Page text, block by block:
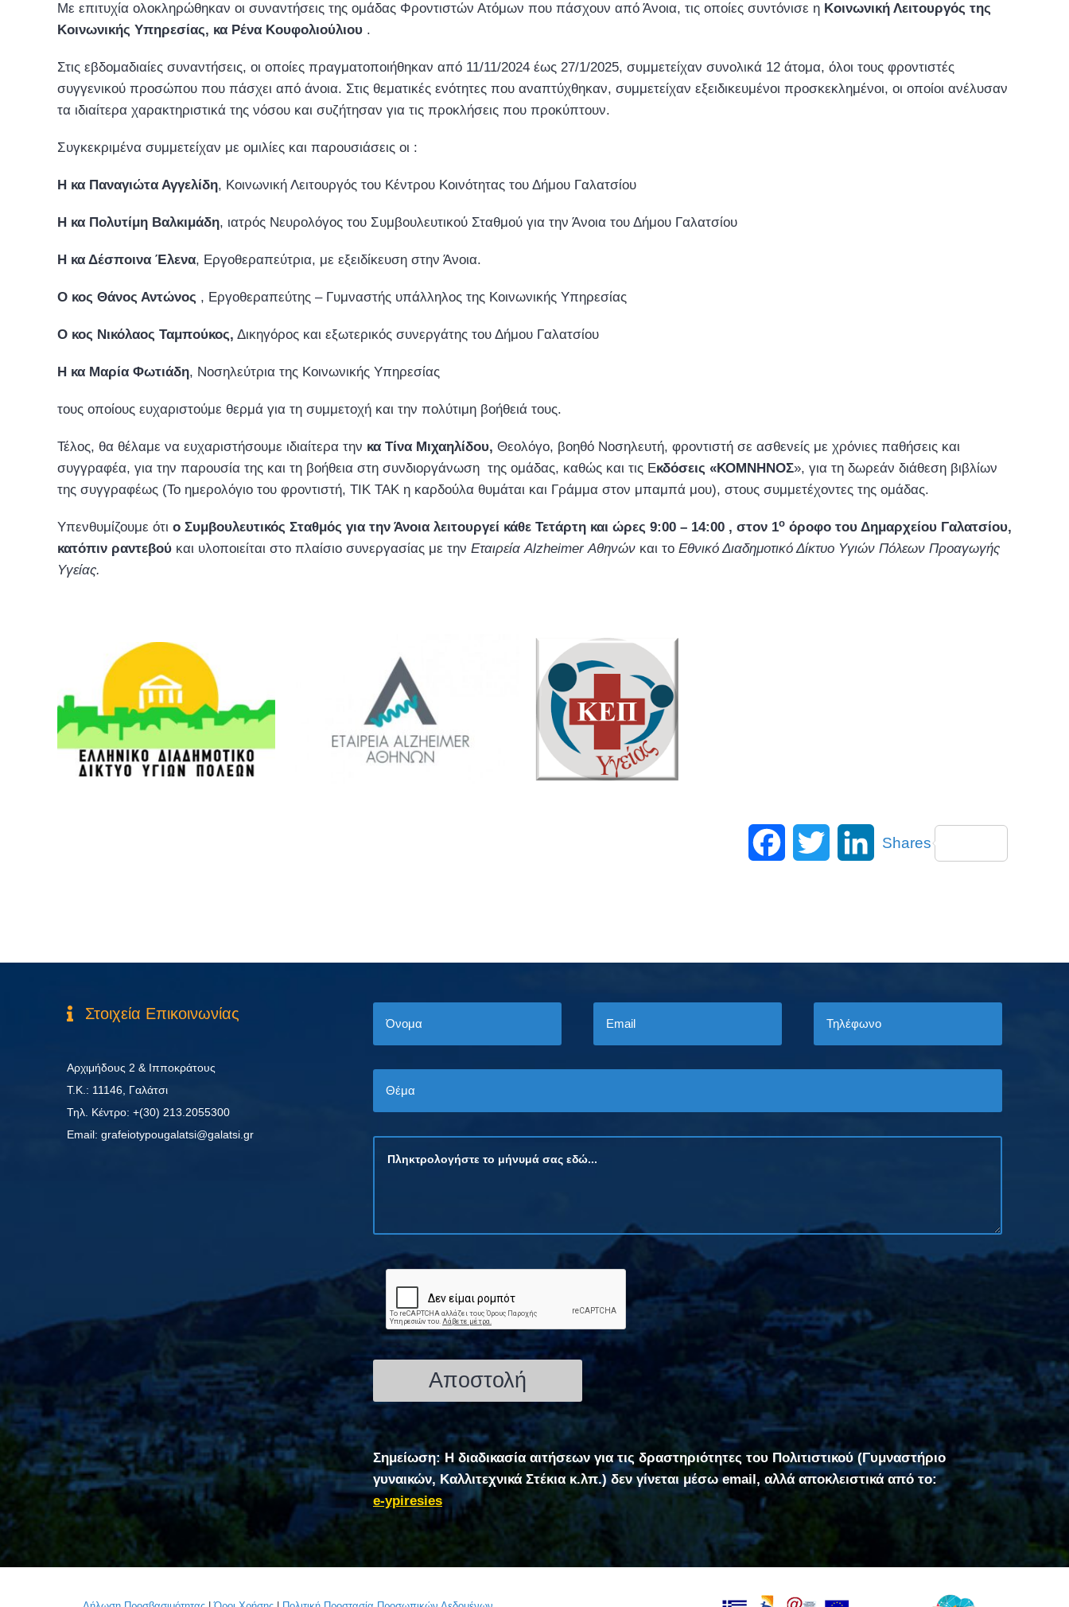
Με επιτυχία ολοκληρώθηκαν οι συναντήσεις της ομάδας Φροντιστών Ατόμων που πάσχουν από Άνοια, τις οποίες συντόνισε η Κοινωνική Λειτουργός της
Κοινωνικής Υπηρεσίας, κα Ρένα Κουφολιούλιου .
Στις εβδομαδιαίες συναντήσεις, οι οποίες πραγματοποιήθηκαν από 11/11/2024 έως 27/1/2025, συμμετείχαν συνολικά 12 άτομα, όλοι τους φροντιστές
συγγενικού προσώπου που πάσχει από άνοια. Στις θεματικές ενότητες που αναπτύχθηκαν, συμμετείχαν εξειδικευμένοι προσκεκλημένοι, οι οποίοι ανέλυσαν
τα ιδιαίτερα χαρακτηριστικά της νόσου και συζήτησαν για τις προκλήσεις που προκύπτουν.
Συγκεκριμένα συμμετείχαν με ομιλίες και παρουσιάσεις οι :
Η κα Παναγιώτα Αγγελίδη, Κοινωνική Λειτουργός του Κέντρου Κοινότητας του Δήμου Γαλατσίου
Η κα Πολυτίμη Βαλκιμάδη, ιατρός Νευρολόγος του Συμβουλευτικού Σταθμού για την Άνοια του Δήμου Γαλατσίου
Η κα Δέσποινα Έλενα, Εργοθεραπεύτρια, με εξειδίκευση στην Άνοια.
Ο κος Θάνος Αντώνος , Εργοθεραπεύτης – Γυμναστής υπάλληλος της Κοινωνικής Υπηρεσίας
Ο κος Νικόλαος Ταμπούκος, Δικηγόρος και εξωτερικός συνεργάτης του Δήμου Γαλατσίου
Η κα Μαρία Φωτιάδη, Νοσηλεύτρια της Κοινωνικής Υπηρεσίας
τους οποίους ευχαριστούμε θερμά για τη συμμετοχή και την πολύτιμη βοήθειά τους.
Τέλος, θα θέλαμε να ευχαριστήσουμε ιδιαίτερα την κα Τίνα Μιχαηλίδου, Θεολόγο, βοηθό Νοσηλευτή, φροντιστή σε ασθενείς με χρόνιες παθήσεις και
συγγραφέα, για την παρουσία της και τη βοήθεια στη συνδιοργάνωση της ομάδας, καθώς και τις Εκδόσεις «ΚΟΜΝΗΝΟΣ», για τη δωρεάν διάθεση βιβλίων
της συγγραφέως (Το ημερολόγιο του φροντιστή, ΤΙΚ ΤΑΚ η καρδούλα θυμάται και Γράμμα στον μπαμπά μου), στους συμμετέχοντες της ομάδας.
Υπενθυμίζουμε ότι ο Συμβουλευτικός Σταθμός για την Άνοια λειτουργεί κάθε Τετάρτη και ώρες 9:00 – 14:00 , στον 1ο όροφο του Δημαρχείου Γαλατσίου,
κατόπιν ραντεβού και υλοποιείται στο πλαίσιο συνεργασίας με την Εταιρεία Alzheimer Αθηνών και το Εθνικό Διαδημοτικό Δίκτυο Υγιών Πόλεων Προαγωγής
Υγείας.
FacebookTwitter
Shares
Στοιχεία Επικοινωνίας
Αρχιμήδους 2 & Ιπποκράτους
Τ.Κ.: 11146, Γαλάτσι
Τηλ. Κέντρο: +(30) 213.2055300
Εmail: grafeiotypougalatsi@galatsi.gr
Σημείωση: Η διαδικασία αιτήσεων για τις δραστηριότητες του Πολιτιστικού (Γυμναστήριο
γυναικών, Καλλιτεχνικά Στέκια κ.λπ.) δεν γίνεται μέσω email, αλλά αποκλειστικά από το:
e-ypiresies